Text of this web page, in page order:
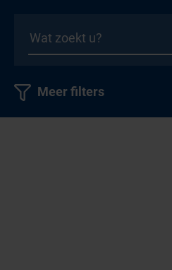
Meer filters